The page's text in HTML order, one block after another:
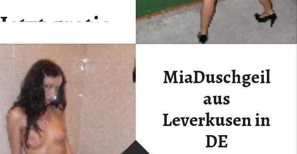
Jetzt gratis
Anmelden
MiaDuschgeil
aus
Leverkusen in
DE